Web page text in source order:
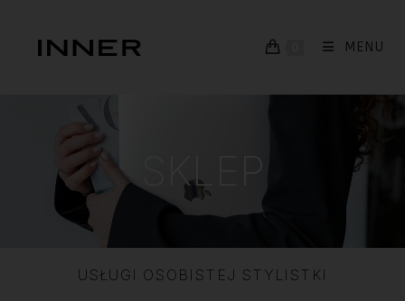
MENU
SKLEP
USŁUGI OSOBISTEJ STYLISTKI